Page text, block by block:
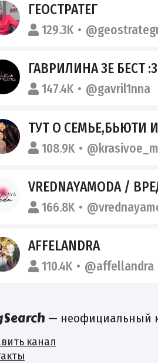
ГЕОСТРАТЕГ
129.3K
ГАВРИЛИНА ЗЕ БЕСТ :3
147.4K @gavril1nna
ТУТ О СЕМЬЕ,БЬЮТИ И МОДЕ.РАСПАКОВКИ.TRAVEL
108.9K
VREDNAYAMODA /
166.8K
AFFELANDRA
110.4K @affellandra
— неофициальный
канал